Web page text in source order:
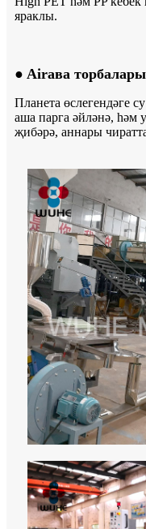
яраклы.
● Airава
Планета өслегендәге
аша парга әйләнә, һәм
җибәрә, аннары